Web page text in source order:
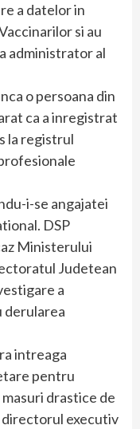
a datelor in
si au
administrator al
o persoana din
ca a inregistrat
la registrul
i-se angajatei
DSP
Ministerului
Judetean
a
derularea
intreaga
pentru
drastice de
directorul executiv